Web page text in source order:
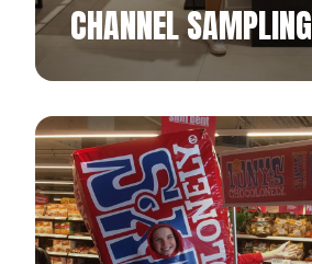
CHANNEL SAMPLING